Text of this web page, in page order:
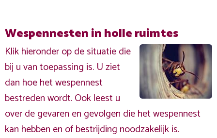
Wespennesten in holle ruimtes
Klik hieronder op de situatie die
bij u van toepassing is. U ziet
dan hoe het wespennest
bestreden wordt. Ook leest u
over de gevaren en gevolgen die het wespennest
kan hebben en of bestrijding noodzakelijk is.